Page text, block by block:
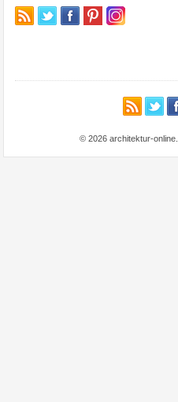
© 2026 architektur-